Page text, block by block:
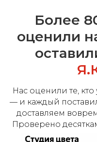
Более
оценили
Нас оценили те,
— и каждый
доставляем
Проверено